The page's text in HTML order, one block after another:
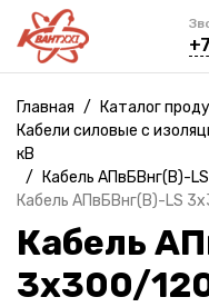
Главная / Каталог
Кабели силовые с
кВ
/
Кабель АПвБВнг(B)-
Кабель АПвБВнг(B)-LS
Кабель
3х300/